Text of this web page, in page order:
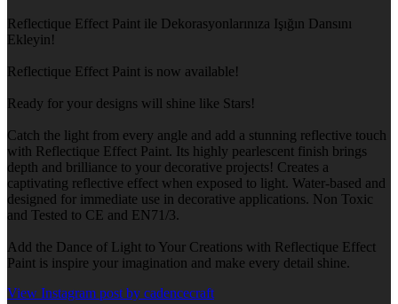
Reflectique Effect Paint ile Dekorasyonlarınıza Işığın Dansını
Ekleyin!
Reflectique Effect Paint is now available!
Ready for your designs will shine like Stars!
Catch the light from every angle and add a stunning reflective touch
with Reflectique Effect Paint. Its highly pearlescent finish brings
depth and brilliance to your decorative projects! Creates a
captivating reflective effect when exposed to light. Water-based and
designed for immediate use in decorative applications. Non Toxic
and Tested to CE and EN71/3.
Add the Dance of Light to Your Creations with Reflectique Effect
Paint is inspire your imagination and make every detail shine.
View Instagram post by cadencecraft